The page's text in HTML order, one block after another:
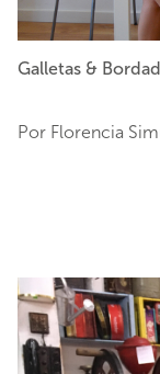
Galletas &
Por Florencia